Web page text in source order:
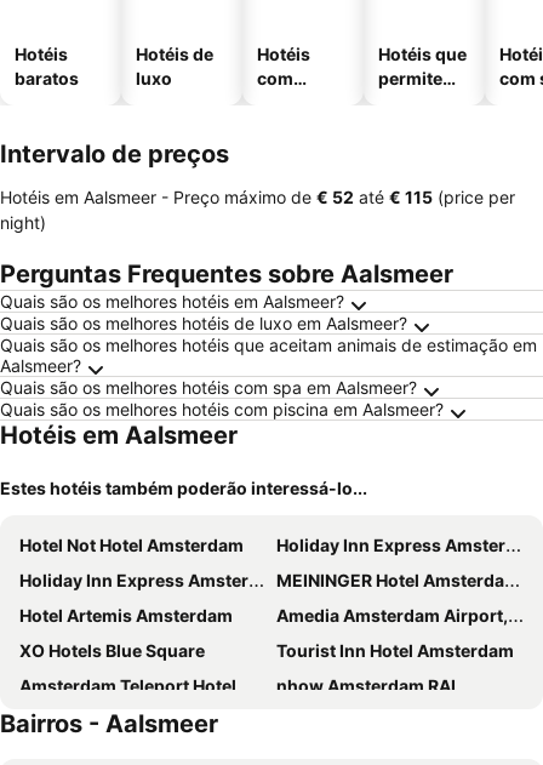
Hotéis
baratos
Hotéis de
luxo
Hotéis
com
Hotéis que
permitem
com
Intervalo de preços
Hotéis em Aalsmeer - Preço máximo de ‎€ 52 até ‎€ 115 (price per
night)
Perguntas Frequentes sobre Aalsmeer
Quais são os melhores hotéis em Aalsmeer?
Quais são os melhores hotéis de luxo em Aalsmeer?
Quais são os melhores hotéis que aceitam animais de estimação em
Aalsmeer?
Quais são os melhores hotéis com spa em Aalsmeer?
Quais são os melhores hotéis com piscina em Aalsmeer?
Hotéis em Aalsmeer
Estes hotéis também poderão interessá-lo...
Hotel Not Hotel Amsterdam
Holiday Inn Express Amsterdam - Arena Towers by IHG
Holiday Inn Express Amsterdam - North Riverside By Ihg
MEININGER Hotel Amsterdam City West
Hotel Artemis Amsterdam
Amedia Amsterdam Airport, Trademark Collection By Wyndham
XO Hotels Blue Square
Tourist Inn Hotel Amsterdam
Amsterdam Teleport Hotel
nhow Amsterdam RAI
Holiday Inn Amsterdam - Arena Towers by IHG
Bairros - Aalsmeer